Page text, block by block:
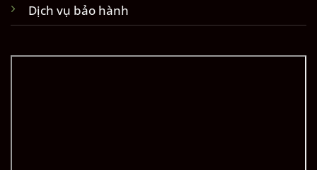
Dịch vụ bảo hành